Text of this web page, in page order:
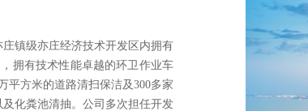
镇级亦庄经济技术开发区内拥有
拥有技术性能卓越的环卫作业车
平方米的道路清扫保洁及300多家
化粪池清抽。公司多次担任开发